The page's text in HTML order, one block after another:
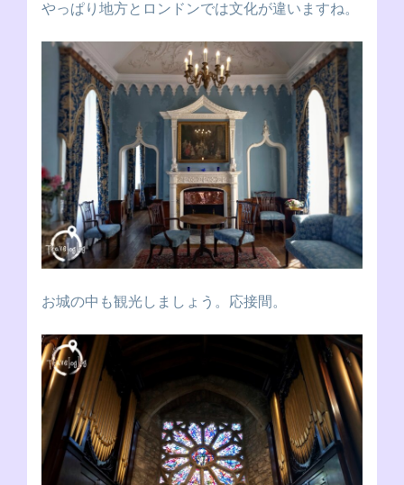
やっぱり地方とロンドンでは文化が違いますね。
お城の中も観光しましょう。応接間。